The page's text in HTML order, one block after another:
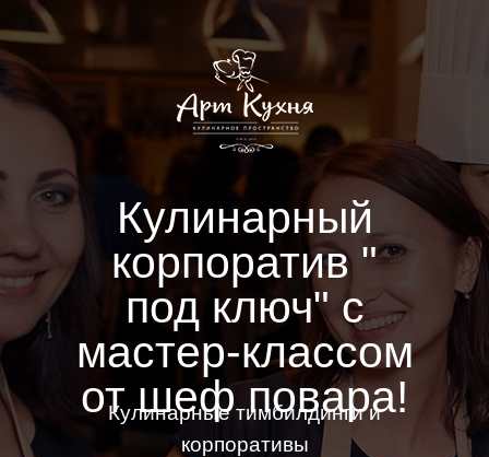
Кулинарный
корпоратив "
под ключ" с
мастер-классом
от шеф повара!
Кулинарные тимбилдинги и
корпоративы